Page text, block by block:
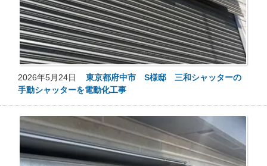
2026年5月24日 東京都府中市 S様邸 三和シャッターの
手動シャッターを電動化工事